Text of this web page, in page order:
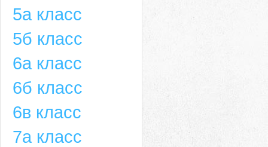
5а класс
5б класс
6а класс
6б класс
6в класс
7а класс